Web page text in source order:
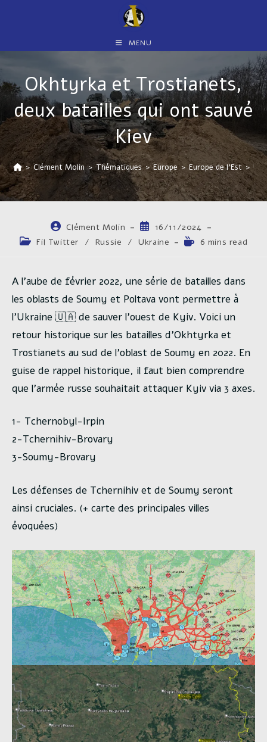
MENU
Okhtyrka et Trostianets,
deux batailles qui ont sauvé
Kiev
> Clément Molin > Thématiques > Europe > Europe de l'Est >
Auteur/autrice
de
la
Clément Molin
Publication
publiée :
16/11/2024
PostFil Twitter / Russie / Ukraine
Temps6 mins read
A l’aube de février 2022, une série de batailles dans
les oblasts de Soumy et Poltava vont permettre à
l’Ukraine 🇺🇦 de sauver l’ouest de Kyiv. Voici un
retour historique sur les batailles d’Okhtyrka et
Trostianets au sud de l’oblast de Soumy en 2022. En
guise de rappel historique, il faut bien comprendre
que l’armée russe souhaitait attaquer Kyiv via 3 axes.
1- Tchernobyl-Irpin
2-Tchernihiv-Brovary
3-Soumy-Brovary
Les défenses de Tchernihiv et de Soumy seront
ainsi cruciales. (+ carte des principales villes
évoquées)